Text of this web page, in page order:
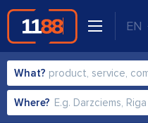
EN
What?
Where?